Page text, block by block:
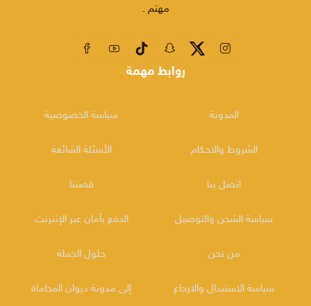
مهتم .
روابط مهمة
المدونة
الشروط والاحكام
اتصل بنا
سياسة الشحن والتوصيل
من نحن
سياسة الاستبدال والارجاع
سياسة الخصوصية
الأسئلة الشائعة
قصتنا
الدفع بأمان عبر الإنترنت
حلول الجملة
إلى مدونة ديوان المحاماة